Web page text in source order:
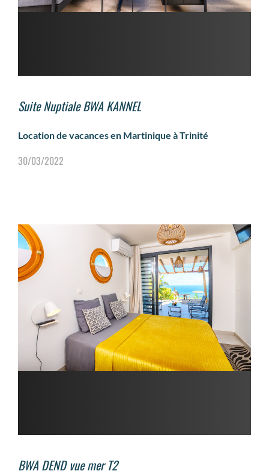
Suite Nuptiale BWA KANNEL
Location de vacances en Martinique à Trinité
30/03/2022
BWA DEND vue mer T2